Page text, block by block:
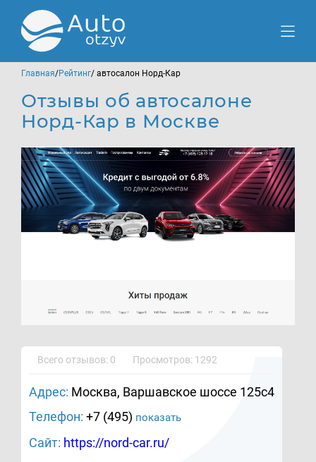
Главная/Рейтинг/ автосалон Норд-Кар
Отзывы об автосалоне
Норд-Кар в Москве
Всего отзывов: 0 Просмотров: 1292
Адрес: Москва, Варшавское шоссе 125с4
Телефон: +7 (495) показать
Сайт: https://nord-car.ru/